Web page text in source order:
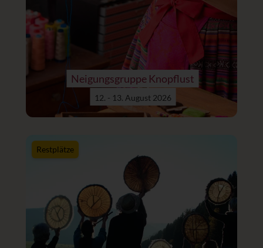
Neigungsgruppe Knopflust
12. - 13. August 2026
Restplätze